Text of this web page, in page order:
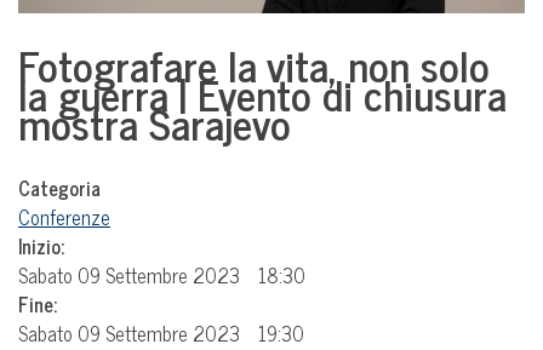
Fotografare la vita, non solo
la guerra | Evento di chiusura
mostra Sarajevo
Categoria
Conferenze
Inizio:
Sabato 09 Settembre 2023
18:30
Fine:
Sabato 09 Settembre 2023
19:30